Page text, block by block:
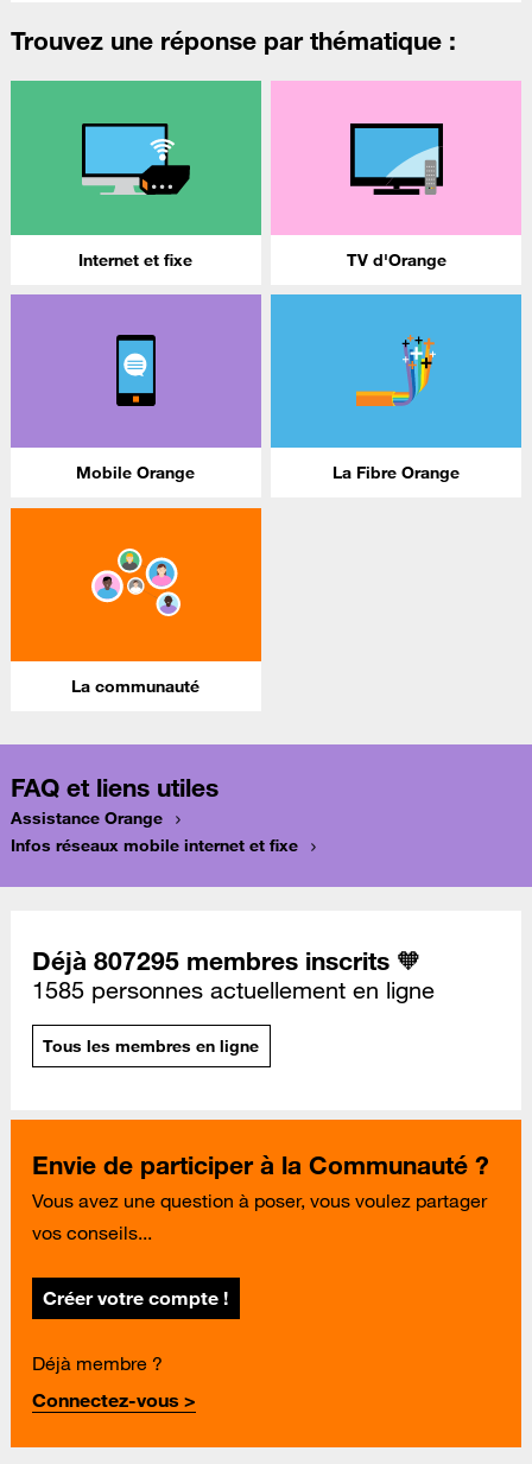
Trouvez une réponse par thématique :
Internet et fixe TV d'Orange
Mobile Orange La Fibre Orange
La communauté
FAQ et liens utiles
Assistance Orange
Infos réseaux mobile internet et fixe
Déjà 807295 membres inscrits 🧡
1585 personnes actuellement en ligne
Tous les membres en ligne
Envie de participer à la Communauté ?
Vous avez une question à poser, vous voulez partager
vos conseils...
Créer votre compte !
Déjà membre ?
Connectez-vous >